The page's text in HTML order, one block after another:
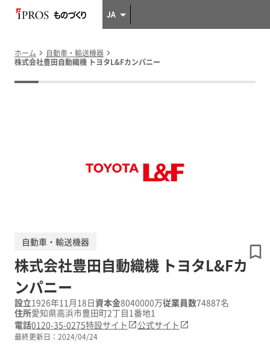
JA
ホーム
自動車・輸送機器
株式会社豊田自動織機 トヨタL&Fカンパニー
自動車・輸送機器
株式会社豊田自動織機 トヨタL&Fカ
ンパニー
設立1926年11月18日資本金8040000万従業員数74887名
住所愛知県高浜市豊田町2丁目1番地1
電話0120-35-0275特設サイト 公式サイト
最終更新日： 2024/04/24